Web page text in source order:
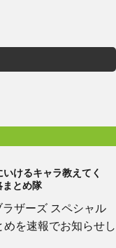
けるキャラ教えてく
まとめ隊
ザーズ スペシャル
を速報でお知らせし